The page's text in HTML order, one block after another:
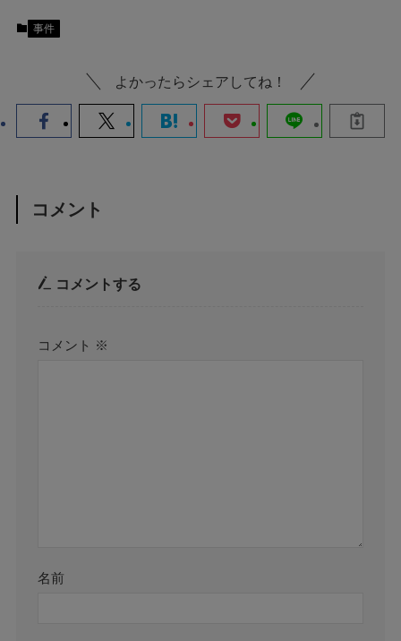
事件
よかったらシェアしてね！
コメント
コメントする
コメント ※
名前